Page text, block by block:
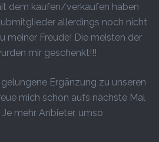
dem kaufen/verkaufen haben
allerdings noch nicht
meiner Freude! Die meisten der
mir geschenkt!!!
Ergänzung zu unseren
mich schon aufs nächste Mal
mehr Anbieter, umso